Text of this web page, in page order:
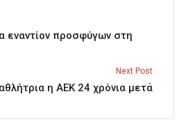
εναντίον προσφύγων στη
Next Post
η ΑΕΚ 24 χρόνια μετά